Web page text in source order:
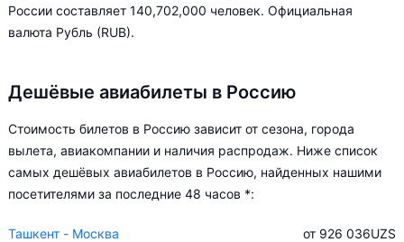
России составляет 140,702,000 человек. Официальная
валюта Рубль (RUB).
Дешёвые авиабилеты в Россию
Стоимость билетов в Россию зависит от сезона, города
вылета, авиакомпании и наличия распродаж. Ниже список
самых дешёвых авиабилетов в Россию, найденных нашими
посетителями за последние 48 часов *:
Ташкент - Москва от 926 036UZS